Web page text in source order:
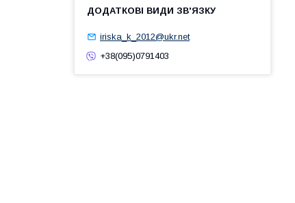
iriska_k_2012@ukr.net
+38(095)0791403